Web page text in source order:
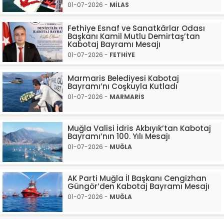
01-07-2026 - MİLAS
Fethiye Esnaf ve Sanatkârlar Odası
Başkanı Kamil Mutlu Demirtaş’tan
Kabotaj Bayramı Mesajı
01-07-2026 - FETHİYE
Marmaris Belediyesi Kabotaj
Bayramı’nı Coşkuyla Kutladı
01-07-2026 - MARMARİS
Muğla Valisi İdris Akbıyık’tan Kabotaj
Bayramı’nın 100. Yılı Mesajı
01-07-2026 - MUĞLA
AK Parti Muğla İl Başkanı Cengizhan
Güngör’den Kabotaj Bayramı Mesajı
01-07-2026 - MUĞLA